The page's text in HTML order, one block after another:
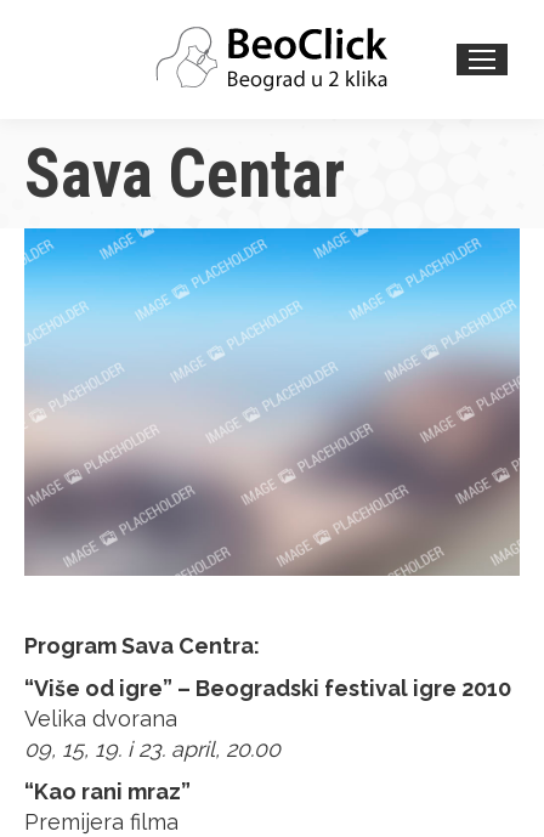
Sava Centar
Program Sava Centra:
“Više od igre” – Beogradski festival igre 2010
Velika dvorana
09, 15, 19. i 23. april, 20.00
“Kao rani mraz”
Premijera filma